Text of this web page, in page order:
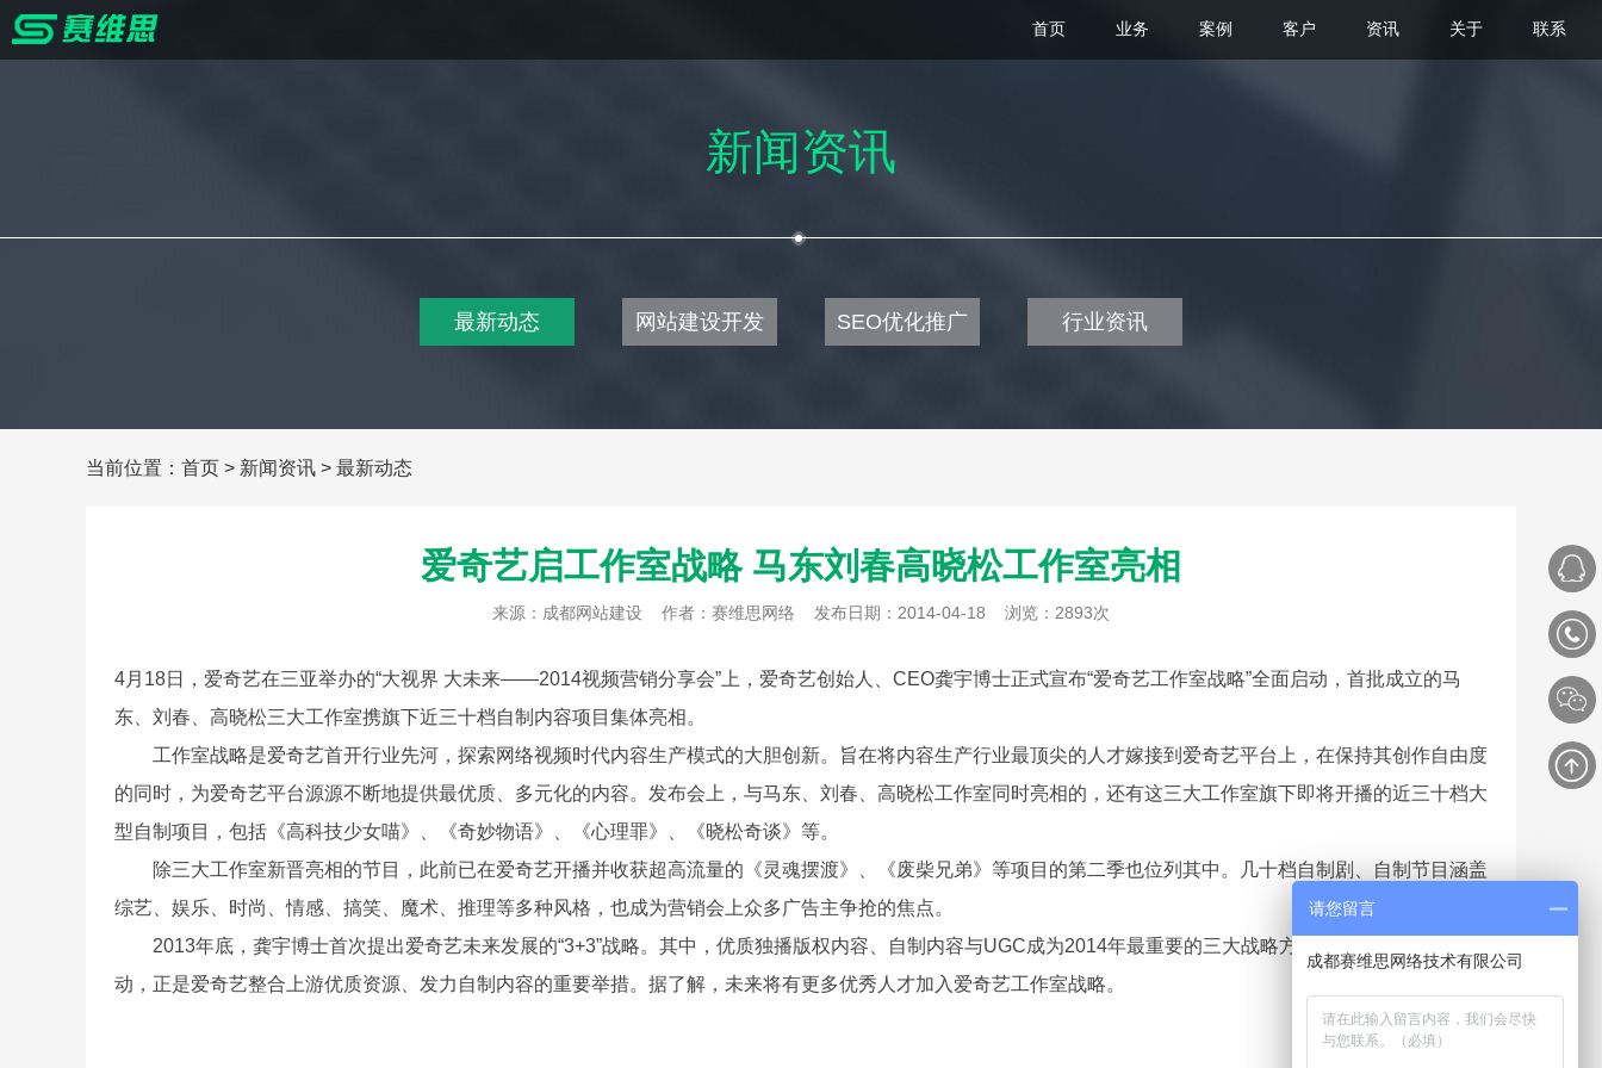
首页 业务 案例 客户 资讯 关于 联系
新闻资讯
最新动态 网站建设开发 SEO优化推广 行业资讯
当前位置： 首页 > 新闻资讯 > 最新动态
爱奇艺启工作室战略 马东刘春高晓松工作室亮相
来源： 成都网站建设 作者：赛维思网络 发布日期：2014-04-18 浏览：2893次
4月18日，爱奇艺在三亚举办的“大视界 大未来——2014视频营销分享会”上，爱奇艺创始人、CEO龚宇博士正式宣布“爱奇艺工作室战略”全面启动，首批成立的马
东、刘春、高晓松三大工作室携旗下近三十档自制内容项目集体亮相。
工作室战略是爱奇艺首开行业先河，探索网络视频时代内容生产模式的大胆创新。旨在将内容生产行业最顶尖的人才嫁接到爱奇艺平台上，在保持其创作自由度
的同时，为爱奇艺平台源源不断地提供最优质、多元化的内容。发布会上，与马东、刘春、高晓松工作室同时亮相的，还有这三大工作室旗下即将开播的近三十档大
型自制项目，包括《高科技少女喵》、《奇妙物语》、《心理罪》、《晓松奇谈》等。
除三大工作室新晋亮相的节目，此前已在爱奇艺开播并收获超高流量的《灵魂摆渡》、《废柴兄弟》等项目的第二季也位列其中。几十档自制剧、自制节目涵盖
综艺、娱乐、时尚、情感、搞笑、魔术、推理等多种风格，也成为营销会上众多广告主争抢的焦点。
2013年底，龚宇博士首次提出爱奇艺未来发展的“3+3”战略。其中，优质独播版权内容、自制内容与UGC成为2014年最重要的三大战略方向。 工作室战略的启
动，正是爱奇艺整合上游优质资源、发力自制内容的重要举措。据了解，未来将有更多优秀人才加入爱奇艺工作室战略。
请您留言
成都赛维思网络技术有限公司